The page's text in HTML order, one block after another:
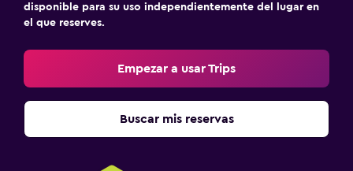
disponible para su uso independientemente del lugar en
el que reserves.
Empezar a usar Trips
Buscar mis reservas